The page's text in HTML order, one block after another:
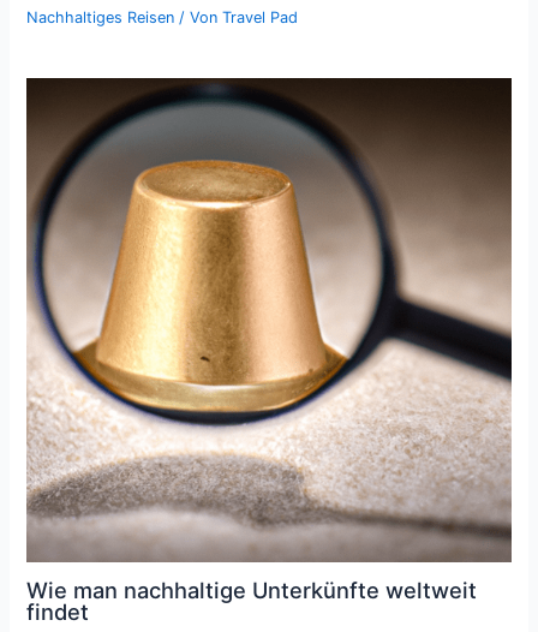
Nachhaltiges Reisen / VonTravel Pad
Wie man nachhaltige Unterkünfte weltweit
findet